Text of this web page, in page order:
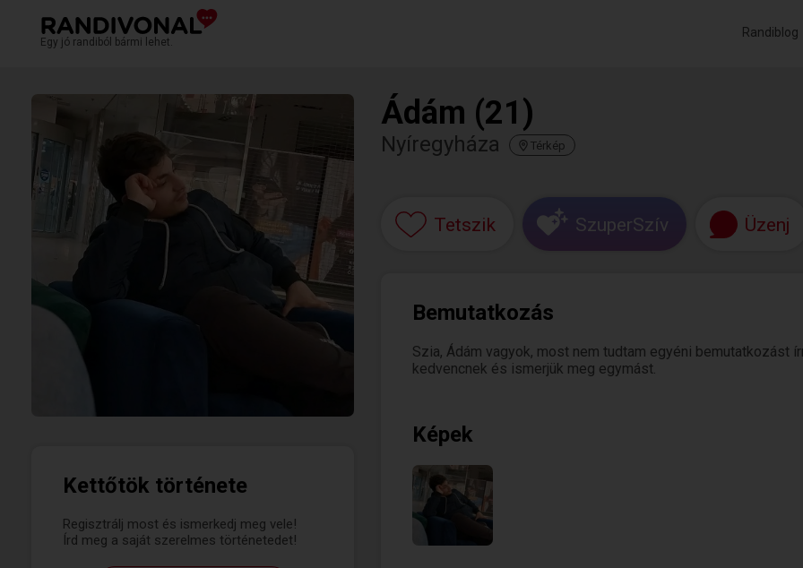
Egy jó randiból bármi lehet.
Randiblog
Kettőtök története
Regisztrálj most és ismerkedj meg vele!
Írd meg a saját szerelmes történetedet!
Ádám (21)
Nyíregyháza Térkép
Tetszik SzuperSzív Üzenj
Bemutatkozás
Szia, Ádám vagyok, most nem tudtam egyéni bemutatkozást
kedvencnek és ismerjük meg egymást.
Képek